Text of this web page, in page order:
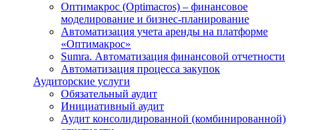
Оптимакрос (Optimacros) – финансовое
моделирование и бизнес-планирование
Автоматизация учета аренды на платформе
«Оптимакрос»
Sumra. Автоматизация финансовой отчетности
Автоматизация процесса закупок
Аудиторские услуги
Обязательный аудит
Инициативный аудит
Аудит консолидированной (комбинированной)